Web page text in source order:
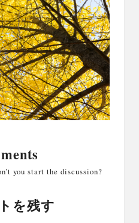
you start the discussion?
を残す